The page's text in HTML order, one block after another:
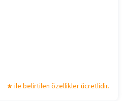
ile belirtilen özellikler ücretlidir.